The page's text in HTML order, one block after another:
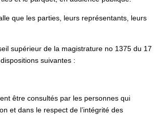
que les parties, leurs représentants, leurs
supérieur de la magistrature no 1375 du 17
suivantes :
être consultés par les personnes qui
et dans le respect de l’intégrité des